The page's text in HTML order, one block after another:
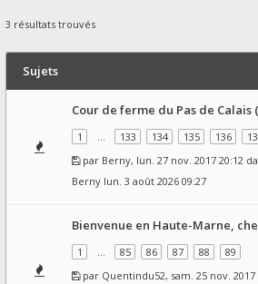
3 résultats trouvés
Sujets
Cour de ferme du Pas de Calais
1 … 133 134 135 136
par Berny, lun. 27 nov. 2017 20:12
Berny lun. 3 août 2026 09:27
Bienvenue en Haute-Marne,
1 … 85 86 87 88
89
par Quentindu52, sam. 25 nov. 2017